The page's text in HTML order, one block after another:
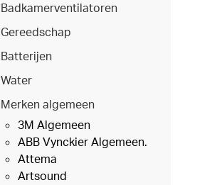
Badkamerventilatoren
Gereedschap
Batterijen
Water
Merken algemeen
3M Algemeen
ABB Vynckier Algemeen.
Attema
Artsound